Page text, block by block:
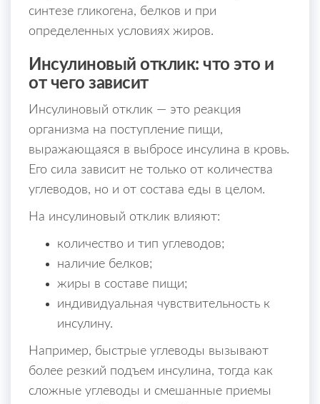
синтезе гликогена, белков и при
определенных условиях жиров.
Инсулиновый отклик: что это и
от чего зависит
Инсулиновый отклик — это реакция
организма на поступление пищи,
выражающаяся в выбросе инсулина в кровь.
Его сила зависит не только от количества
углеводов, но и от состава еды в целом.
На инсулиновый отклик влияют:
количество и тип углеводов;
наличие белков;
жиры в составе пищи;
индивидуальная чувствительность к
инсулину.
Например, быстрые углеводы вызывают
более резкий подъем инсулина, тогда как
сложные углеводы и смешанные приемы